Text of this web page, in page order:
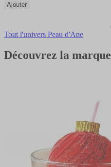
Ajouter
Tout l'univers Peau d'Ane
Découvrez la marque